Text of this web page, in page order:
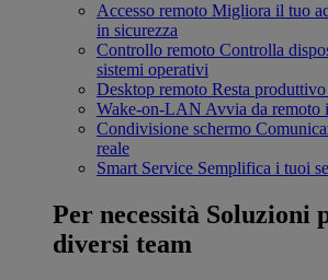
Accesso remoto Migliora il tuo
in sicurezza
Controllo remoto Controlla
sistemi operativi
Desktop remoto Resta
Wake-on-LAN Avvia da remoto
Condivisione schermo
reale
Smart Service Semplifica i tuoi
Per necessità Soluzioni
diversi team